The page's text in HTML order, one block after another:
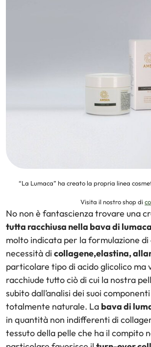
“La Lumaca” ha creato la propria linea
Visita il nostro shop di
No non è fantascienza trovare una
tutta racchiusa nella bava di lumaca
molto indicata per la formulazione
necessità di collagene,elastina,
particolare tipo di acido glicolico ma
racchiude tutto ciò di cui la nostra
subito dall’analisi dei suoi
totalmente naturale. La bava di
in quantità non indifferenti di
tessuto della pelle che ha il compito